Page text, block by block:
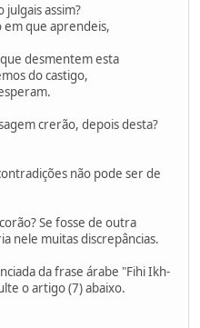
julgais assim?
em que aprendeis,
desmentem esta
do castigo,
crerão, depois desta?
não pode ser de
Se fosse de outra
nele muitas discrepâncias.
da frase árabe "Fihi Ikh-
o artigo (7) abaixo.